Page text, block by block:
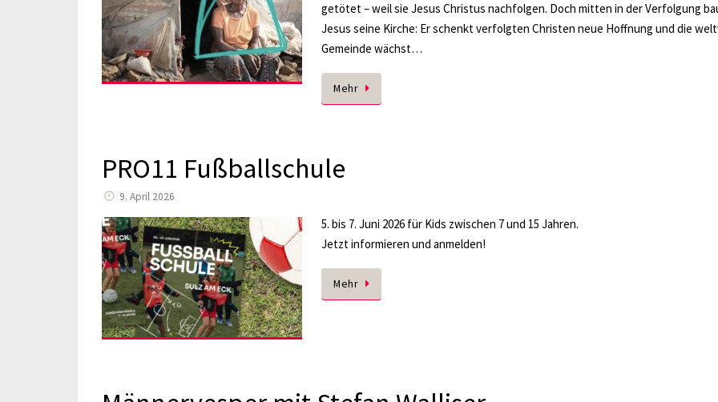
getötet – weil sie Jesus Christus nachfolgen. Doch mitten in der Verfolgung
Jesus seine Kirche: Er schenkt verfolgten Christen neue Hoffnung und die
Gemeinde wächst…
Mehr
PRO11 Fußballschule
9. April 2026
5. bis 7. Juni 2026 für Kids zwischen 7 und 15 Jahren.
Jetzt informieren und anmelden!
Mehr